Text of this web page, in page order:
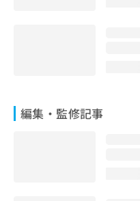
編集・監修記事